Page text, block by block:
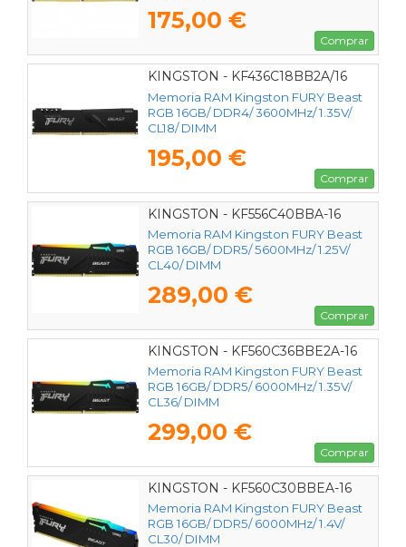
175,00 €
Comprar
KINGSTON - KF436C18BB2A/16
Memoria RAM Kingston FURY Beast
RGB 16GB/ DDR4/ 3600MHz/ 1.35V/
CL18/ DIMM
195,00 €
Comprar
KINGSTON - KF556C40BBA-16
Memoria RAM Kingston FURY Beast
RGB 16GB/ DDR5/ 5600MHz/ 1.25V/
CL40/ DIMM
289,00 €
Comprar
KINGSTON - KF560C36BBE2A-16
Memoria RAM Kingston FURY Beast
RGB 16GB/ DDR5/ 6000MHz/ 1.35V/
CL36/ DIMM
299,00 €
Comprar
KINGSTON - KF560C30BBEA-16
Memoria RAM Kingston FURY Beast
RGB 16GB/ DDR5/ 6000MHz/ 1.4V/
CL30/ DIMM